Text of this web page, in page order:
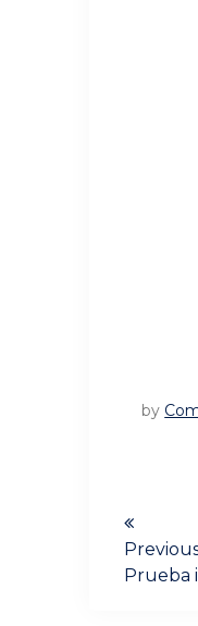
by
de
Prueba